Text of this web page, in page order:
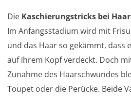
Die Kaschierungstricks bei
Im Anfangsstadium wird mit
und das Haar so gekämmt, dass
auf Ihrem Kopf verdeckt. Doch
Zunahme des Haarschwundes
Toupet oder die Perücke. Beide